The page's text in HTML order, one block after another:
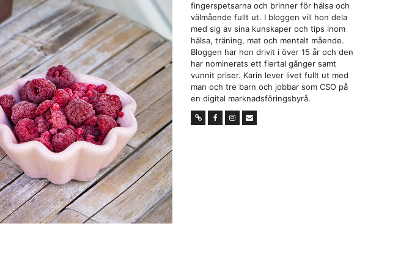
fingerspetsarna och brinner för hälsa och
välmående fullt ut. I bloggen vill hon dela
med sig av sina kunskaper och tips inom
hälsa, träning, mat och mentalt mående.
Bloggen har hon drivit i över 15 år och den
har nominerats ett flertal gånger samt
vunnit priser. Karin lever livet fullt ut med
man och tre barn och jobbar som CSO på
en digital marknadsföringsbyrå.